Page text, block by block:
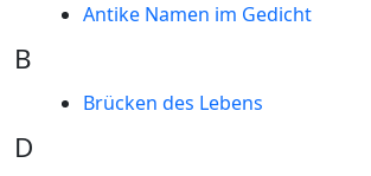
Antike Namen im Gedicht
B
Brücken des Lebens
D